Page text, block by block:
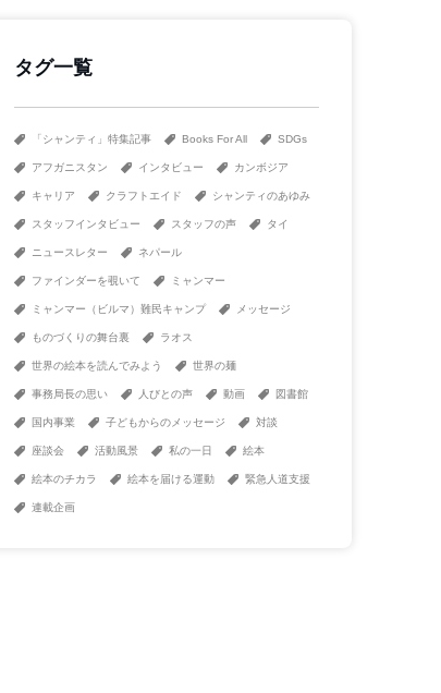
タグ一覧
「シャンティ」特集記事 Books For All SDGs
アフガニスタン インタビュー カンボジア
キャリア クラフトエイド シャンティのあゆみ
スタッフインタビュー スタッフの声 タイ
ニュースレター ネパール
ファインダーを覗いて ミャンマー
ミャンマー（ビルマ）難民キャンプ メッセージ
ものづくりの舞台裏 ラオス
世界の絵本を読んでみよう 世界の麺
事務局長の思い 人びとの声 動画 図書館
国内事業 子どもからのメッセージ 対談
座談会 活動風景 私の一日 絵本
絵本のチカラ 絵本を届ける運動 緊急人道支援
連載企画